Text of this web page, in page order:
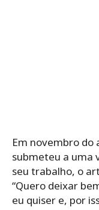
Em novembro do
submeteu a uma
seu trabalho, o
“Quero deixar
eu quiser e, por